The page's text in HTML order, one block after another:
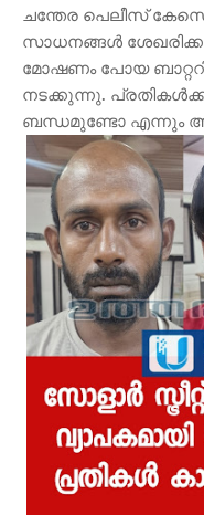
ചന്തേര പെലീസ്
സാധനങ്ങൾ
മോഷണം പോയ
നടക്കുന്നു.
ബന്ധമുണ്ടോ എന്നും